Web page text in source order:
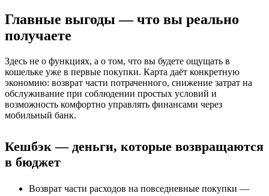
Главные выгоды — что вы реально
получаете
Здесь не о функциях, а о том, что вы будете ощущать в
кошельке уже в первые покупки. Карта даёт конкретную
экономию: возврат части потраченного, снижение затрат на
обслуживание при соблюдении простых условий и
возможность комфортно управлять финансами через
мобильный банк.
Кешбэк — деньги, которые возвращаются
в бюджет
Возврат части расходов на повседневные покупки —